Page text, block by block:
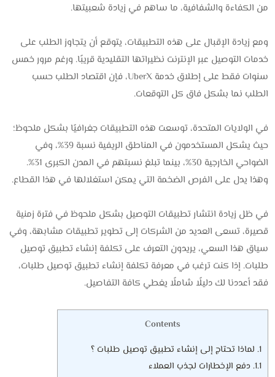
من الكفاءة والشفافية، ما ساهم في زيادة شعبيتها.
ومع زيادة الإقبال على هذه التطبيقات، يتوقع أن يتجاوز الطلب على
خدمات التوصيل عبر الإنترنت نظيراتها التقليدية قريبًا. ورغم مرور خمس
سنوات فقط على إطلاق خدمة UberX، فإن اقتصاد الطلب حسب
الطلب نما بشكل فاق كل التوقعات.
في الولايات المتحدة، توسعت هذه التطبيقات جغرافيًا بشكل ملحوظ؛
حيث يشكل المستخدمون في المناطق الريفية نسبة 39%، وفي
الضواحي الخارجية 30%، بينما تبلغ نسبتهم في المدن الكبرى 31%.
وهذا يدل على الفرص الضخمة التي يمكن استغلالها في هذا القطاع.
في ظل زيادة انتشار تطبيقات التوصيل بشكل ملحوظ في فترة زمنية
قصيرة، تسعى العديد من الشركات إلى تطوير تطبيقات مشابهة، وفي
سياق هذا السعي، يريدون التعرف على تكلفة إنشاء تطبيق توصيل
طلبات. إذا كنت ترغب في معرفة تكلفة إنشاء تطبيق توصيل طلبات،
فقد أعددنا لك دليلًا شاملًا يغطي كافة التفاصيل.
Contents
1. لماذا تحتاج إلى إنشاء تطبيق توصيل طلبات ؟
1.1. دفع الإخطارات لجذب العملاء